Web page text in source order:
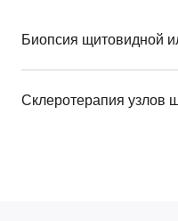
Биопсия щитовидной
Склеротерапия узлов